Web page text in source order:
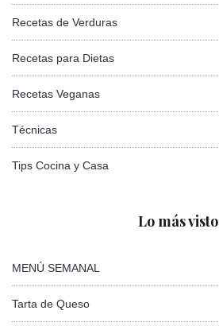
Recetas de Verduras
Recetas para Dietas
Recetas Veganas
Técnicas
Tips Cocina y Casa
Lo más visto
MENÚ SEMANAL
Tarta de Queso